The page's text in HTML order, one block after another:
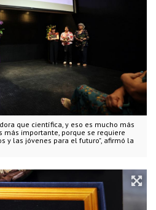
que científica, y eso es mucho más
más importante, porque se requiere
y las jóvenes para el futuro", afirmó la